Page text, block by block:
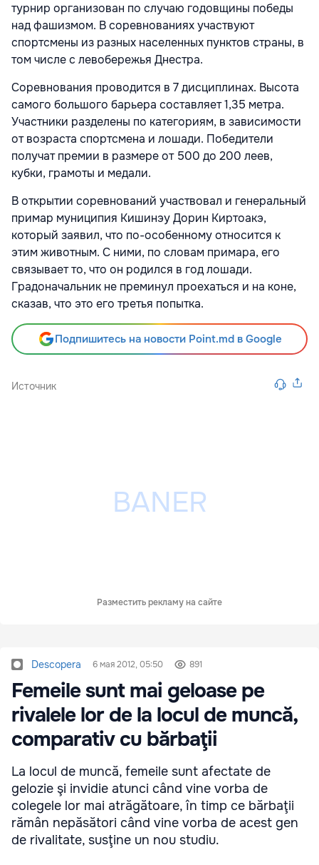
турнир организован по случаю годовщины победы
над фашизмом. В соревнованиях участвуют
спортсмены из разных населенных пунктов страны, в
том числе с левобережья Днестра.
Соревнования проводится в 7 дисциплинах. Высота
самого большого барьера составляет 1,35 метра.
Участники разделены по категориям, в зависимости
от возраста спортсмена и лошади. Победители
получат премии в размере от 500 до 200 леев,
кубки, грамоты и медали.
В открытии соревнований участвовал и генеральный
примар муниципия Кишинэу Дорин Киртоакэ,
который заявил, что по-особенному относится к
этим животным. С ними, по словам примара, его
связывает то, что он родился в год лошади.
Градоначальник не преминул проехаться и на коне,
сказав, что это его третья попытка.
Подпишитесь на новости Point.md в Google
Источник
Разместить рекламу на сайте
Descopera 6 мая 2012, 05:50 891
Femeile sunt mai geloase pe
rivalele lor de la locul de muncă,
comparativ cu bărbaţii
La locul de muncă, femeile sunt afectate de
gelozie şi invidie atunci când vine vorba de
colegele lor mai atrăgătoare, în timp ce bărbaţii
rămân nepăsători când vine vorba de acest gen
de rivalitate, susţine un nou studiu.